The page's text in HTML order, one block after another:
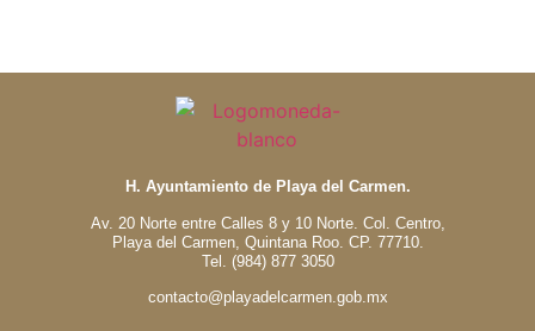
H. Ayuntamiento de Playa del Carmen.
Av. 20 Norte entre Calles 8 y 10 Norte. Col. Centro,
Playa del Carmen, Quintana Roo. CP. 77710.
Tel. (984) 877 3050
contacto@playadelcarmen.gob.mx